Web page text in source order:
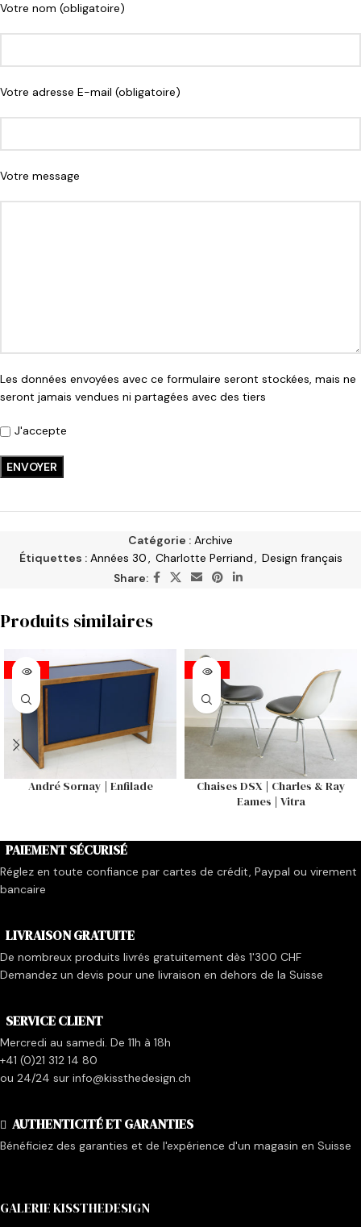
Votre nom (obligatoire)
Votre adresse E-mail (obligatoire)
Votre message
Les données envoyées avec ce formulaire seront stockées, mais ne
seront jamais vendues ni partagées avec des tiers
J'accepte
Catégorie : Archive
Étiquettes : Années 30, Charlotte Perriand, Design français
Share:
Produits similaires
VENDU
André Sornay | Enfilade
VENDU
Chaises DSX | Charles & Ray
Eames | Vitra
PAIEMENT SÉCURISÉ
Réglez en toute confiance par cartes de crédit, Paypal ou virement
bancaire
LIVRAISON GRATUITE
De nombreux produits livrés gratuitement dès 1'300 CHF
Demandez un devis pour une livraison en dehors de la Suisse
SERVICE CLIENT
Mercredi au samedi. De 11h à 18h
+41 (0)21 312 14 80
ou 24/24 sur info@kissthedesign.ch
AUTHENTICITÉ ET GARANTIES
Bénéficiez des garanties et de l'expérience d'un magasin en Suisse
GALERIE KISSTHEDESIGN